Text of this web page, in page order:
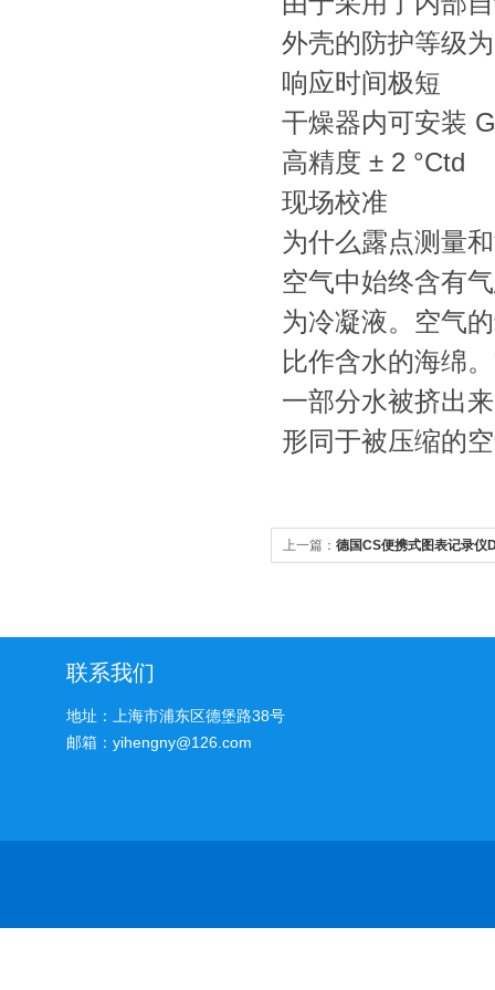
外壳的防护等级
响应时间极短
干燥器内可安装
高精度 ± 2 °Ctd
现场校准
为什么露点测量
空气中始终含有
为冷凝液。空气
比作含水的海绵
一部分水被挤出
形同于被压缩的
上一篇： 德国CS便携式图表记录仪
联系我们
地址：上海市浦东区德堡路38号
邮箱：yihengny@126.com